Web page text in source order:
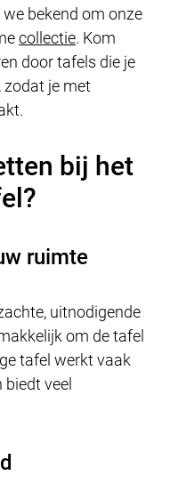
bekend om onze
collectie. Kom
door tafels die je
zodat je met
bij het
ruimte
uitnodigende
om de tafel
tafel werkt vaak
biedt veel